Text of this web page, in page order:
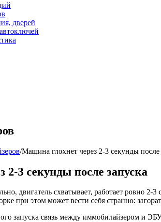
дверей
/Машина глохнет через 2-3 секунды после
3 секунды после запуска
двигатель схватывает, работает ровно
при этом может вести себя странно:
запуска связь между иммобилайзером и